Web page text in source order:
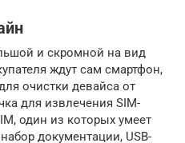
и скромной на вид
ждут сам смартфон,
очистки девайса от
для извлечения SIM-
один из которых умеет
документации, USB-